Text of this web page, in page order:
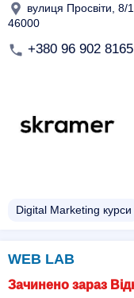
вулиця Просвіти, 8/
46000
+380 96 902 8165
Digital Marketing курси
WEB LAB
Зачинено зараз